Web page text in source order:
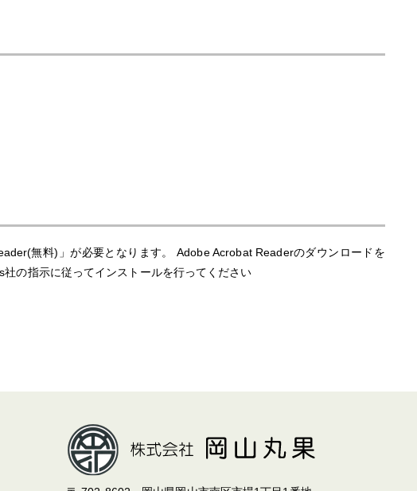
無料)」が必要となります。 Adobe Acrobat Readerのダウンロードを
の指示に従ってインストールを行ってください